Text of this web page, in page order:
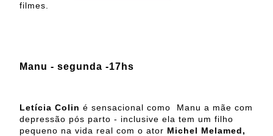
filmes.
Manu - segunda -17hs
Letícia Colin é sensacional como Manu a mãe com
depressão pós parto - inclusive ela tem um filho
pequeno na vida real com o ator Michel Melamed,